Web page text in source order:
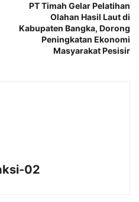
PT Timah Gelar Pelatihan
Olahan Hasil Laut di
Kabupaten Bangka, Dorong
Peningkatan Ekonomi
Masyarakat Pesisir
02